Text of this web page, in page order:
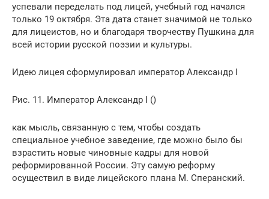
успевали переделать под лицей, учебный год начался
только 19 октября. Эта дата станет значимой не только
для лицеистов, но и благодаря творчеству Пушкина для
всей истории русской поэзии и культуры.
Идею лицея сформулировал император Александр I
Рис. 11. Император Александр I ()
как мысль, связанную с тем, чтобы создать
специальное учебное заведение, где можно было бы
взрастить новые чиновные кадры для новой
реформированной России. Эту самую реформу
осуществил в виде лицейского плана М. Сперанский.